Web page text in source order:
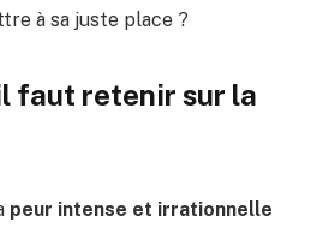
à sa juste place ?
faut retenir sur la
peur intense et irrationnelle